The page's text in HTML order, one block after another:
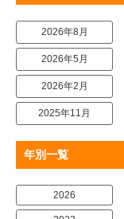
2026年8月
2026年5月
2026年2月
2025年11月
年別一覧
2026